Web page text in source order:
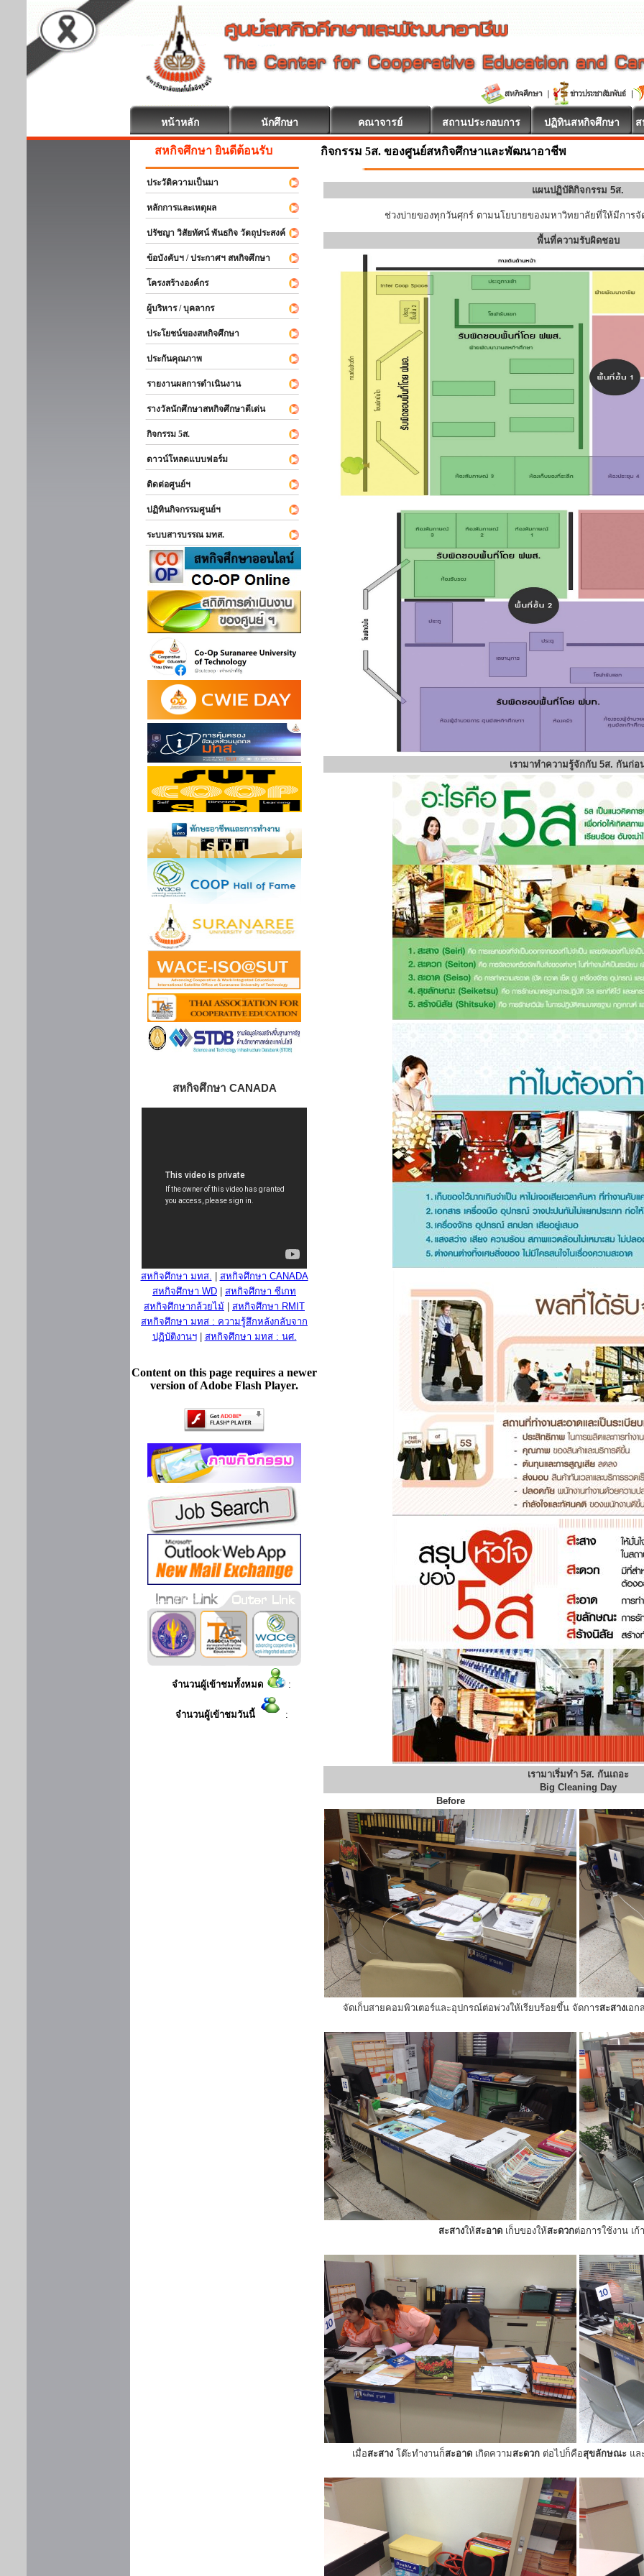
หน้าหลัก นักศึกษา คณาจารย์ สถานประกอบการ ปฏิทินสหกิจศึกษา
สหกิจศึกษา ยินดีต้อนรับ
ประวัติความเป็นมา
หลักการและเหตุผล
ปรัชญา วิสัยทัศน์ พันธกิจ วัตถุประสงค์
ข้อบังคับฯ / ประกาศฯ สหกิจศึกษา
โครงสร้างองค์กร
ผู้บริหาร / บุคลากร
ประโยชน์ของสหกิจศึกษา
ประกันคุณภาพ
รายงานผลการดำเนินงาน
รางวัลนักศึกษาสหกิจศึกษาดีเด่น
กิจกรรม 5ส.
ดาวน์โหลดแบบฟอร์ม
ติดต่อศูนย์ฯ
ปฏิทินกิจกรรมศูนย์ฯ
ระบบสารบรรณ มทส.
สหกิจศึกษา CANADA
สหกิจศึกษา มทส.
สหกิจศึกษา CANADA
สหกิจศึกษา WD
สหกิจศึกษา ซีเกท
สหกิจศึกษากล้วยไม้
สหกิจศึกษา RMIT
สหกิจศึกษา มทส : ความรู้สึกหลังกลับจาก
ปฏิบัติงานฯ| สหกิจศึกษา มทส : นศ.
Content on this page requires a newer
version of Adobe Flash Player.
จำนวนผู้เข้าชมทั้งหมด :
จำนวนผู้เข้าชมวันนี้ :
กิจกรรม 5ส. ของศูนย์สหกิจศึกษาและพัฒนาอาชีพ
แผนปฏิบัติกิจกรรม 5ส.
ช่วงบ่ายของทุกวันศุกร์ ตามนโยบายของมหาวิทยาลัยที่ให้มีการจั
พื้นที่ความรับผิดชอบ
เรามาทำความรู้จักกับ 5ส. กันก่อ
เรามาเริ่มทำ 5ส. กันเถอะ
Big Cleaning Day
Before
จัดเก็บสายคอมพิวเตอร์และอุปกรณ์ต่อพ่วงให้เรียบร้อยขึ้น จัดการสะสางเอก
สะสางให้สะอาดเก็บของให้สะดวกต่อการใช้งาน เก้
เมื่อสะสางโต๊ะทำงานก็สะอาดเกิดความสะดวกต่อไปก็คือสุขลักษณะ แล